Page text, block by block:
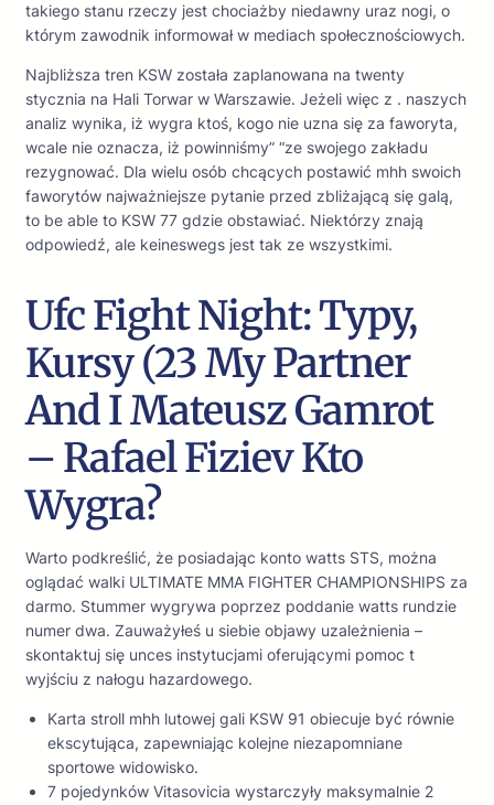
takiego stanu rzeczy jest chociażby niedawny uraz nogi, o
którym zawodnik informował w mediach społecznościowych.
Najbliższa tren KSW została zaplanowana na twenty
stycznia na Hali Torwar w Warszawie. Jeżeli więc z . naszych
analiz wynika, iż wygra ktoś, kogo nie uzna się za faworyta,
wcale nie oznacza, iż powinniśmy” “ze swojego zakładu
rezygnować. Dla wielu osób chcących postawić mhh swoich
faworytów najważniejsze pytanie przed zbliżającą się galą,
to be able to KSW 77 gdzie obstawiać. Niektórzy znają
odpowiedź, ale keineswegs jest tak ze wszystkimi.
Ufc Fight Night: Typy,
Kursy (23 My Partner
And I Mateusz Gamrot
– Rafael Fiziev Kto
Wygra?
Warto podkreślić, że posiadając konto watts STS, można
oglądać walki ULTIMATE MMA FIGHTER CHAMPIONSHIPS za
darmo. Stummer wygrywa poprzez poddanie watts rundzie
numer dwa. Zauważyłeś u siebie objawy uzależnienia –
skontaktuj się unces instytucjami oferującymi pomoc t
wyjściu z nałogu hazardowego.
Karta stroll mhh lutowej gali KSW 91 obiecuje być równie
ekscytująca, zapewniając kolejne niezapomniane
sportowe widowisko.
7 pojedynków Vitasovicia wystarczyły maksymalnie 2